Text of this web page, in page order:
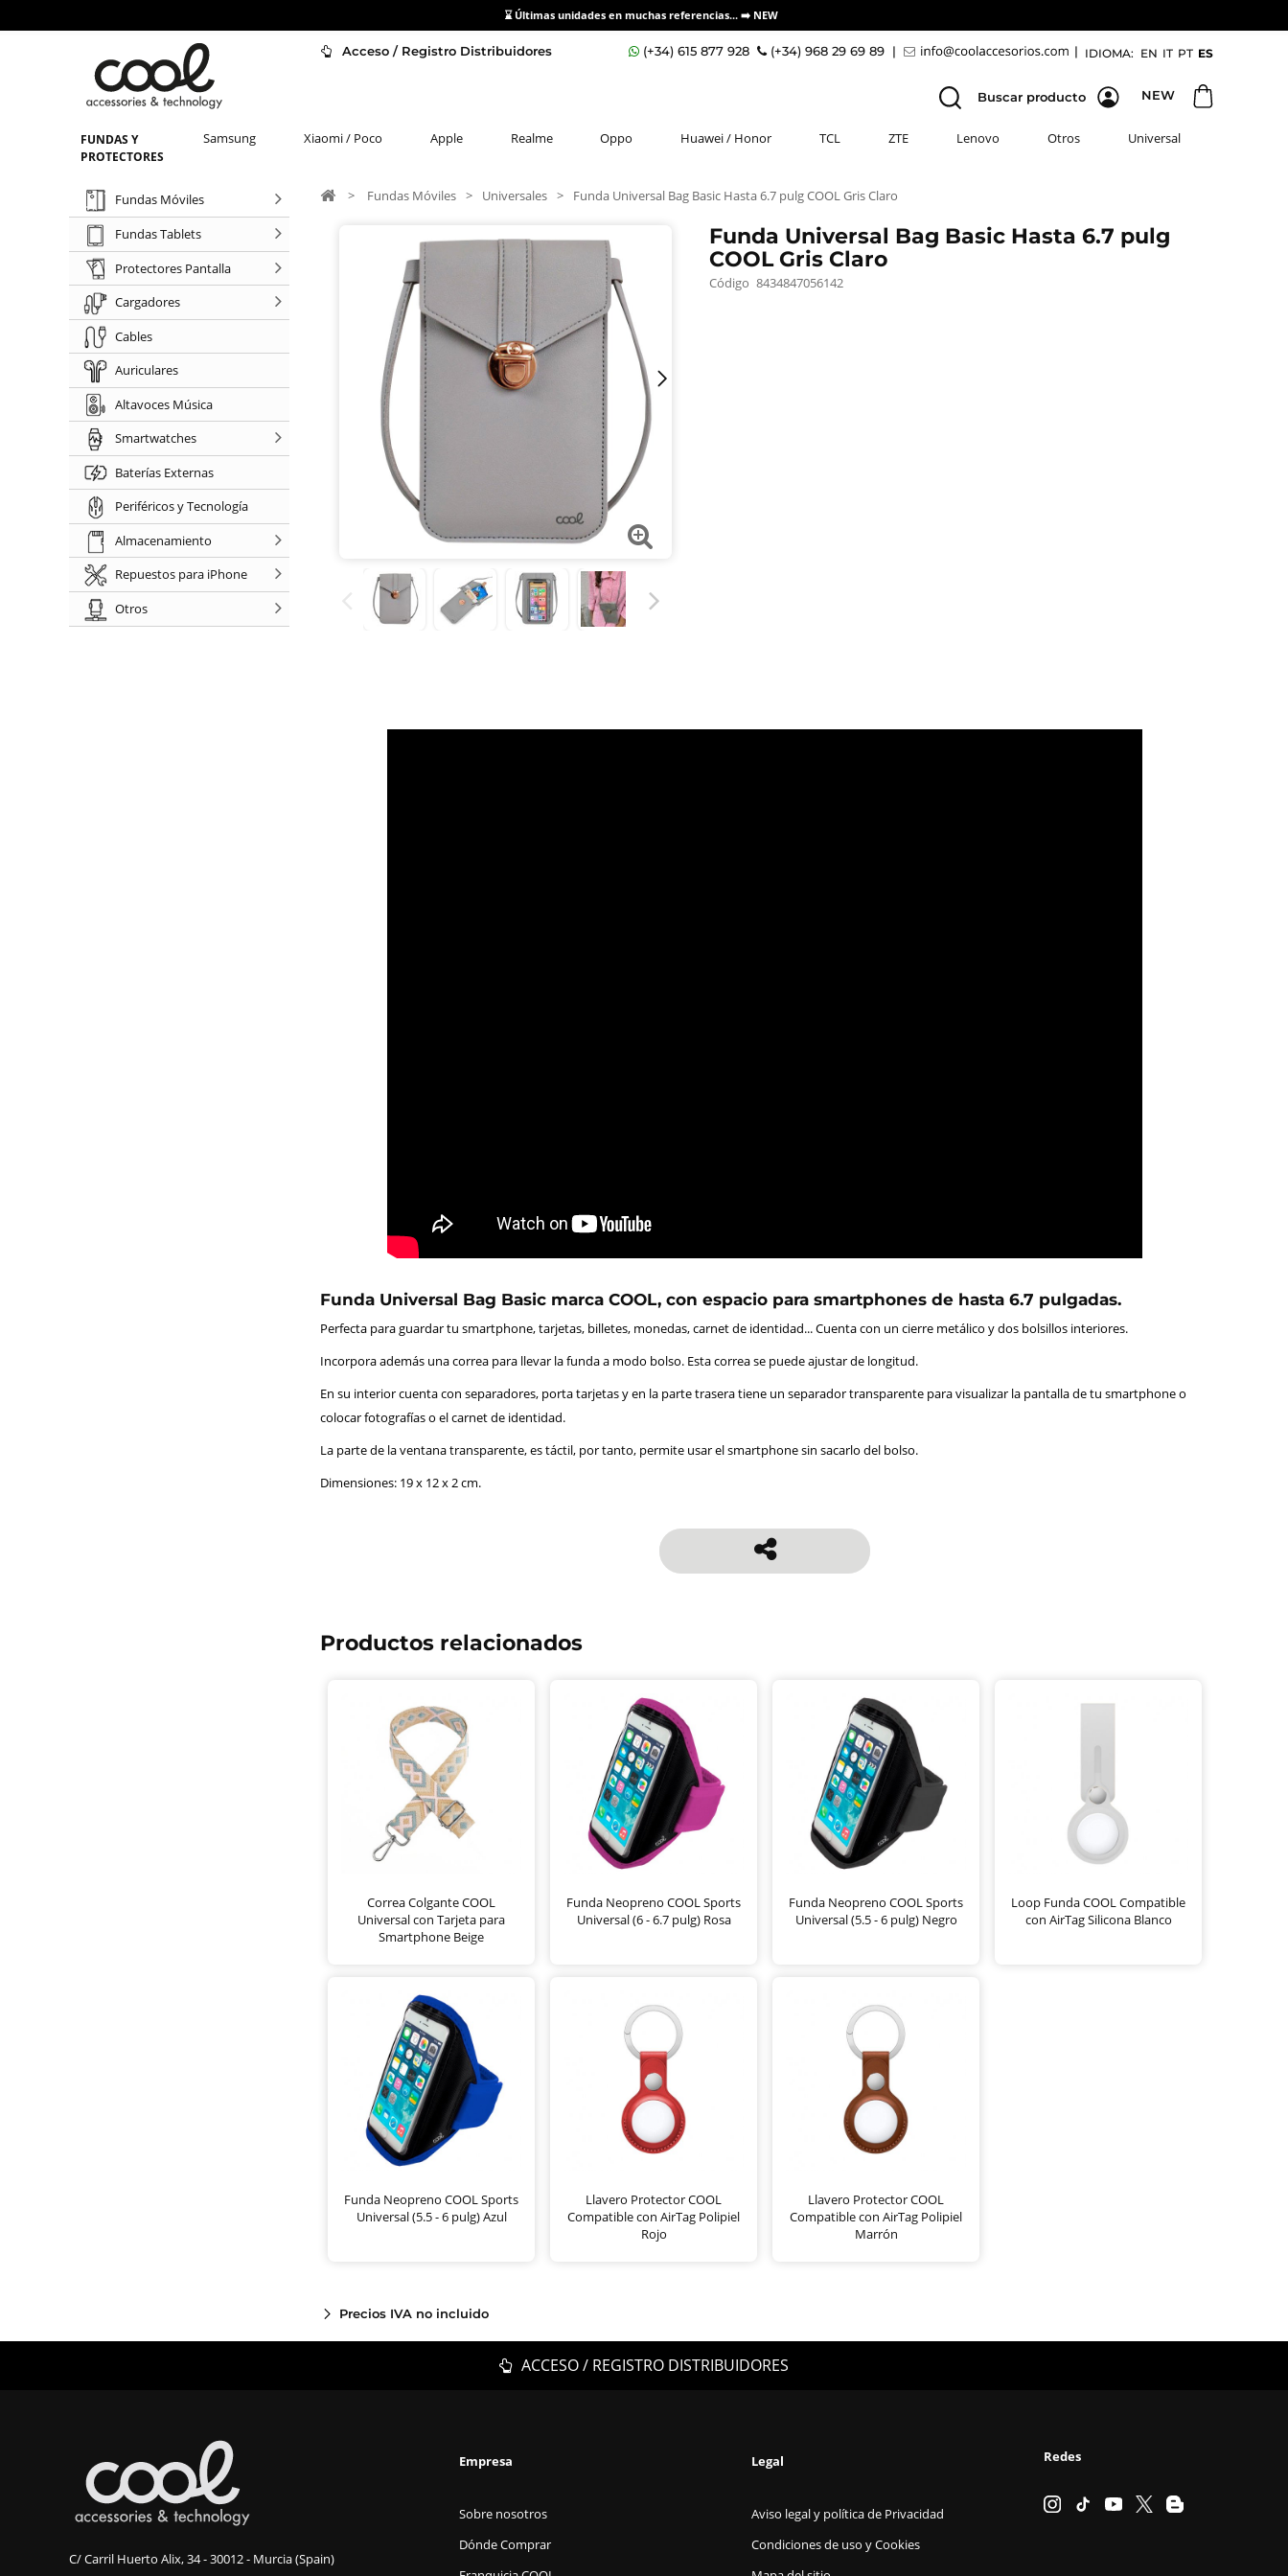
⌛ Últimas unidades en muchas referencias... ➡️ NEW
Acceso / Registro Distribuidores IDIOMA: EN IT PT ES
(+34) 615 877 928 (+34) 968 29 69 89 | |
NEW
Buscar producto
FUNDAS Y
PROTECTORES
Samsung Xiaomi / Poco Apple Realme Oppo Huawei / Honor TCL ZTE Lenovo Otros Universal
Fundas Móviles
Fundas Tablets
Protectores Pantalla
Cargadores
Cables
Auriculares
Altavoces Música
Smartwatches
Baterías Externas
Periféricos y Tecnología
Almacenamiento
Repuestos para iPhone
Otros
> Fundas Móviles > Universales > Funda Universal Bag Basic Hasta 6.7 pulg COOL Gris Claro
Funda Universal Bag Basic Hasta 6.7 pulg
COOL Gris Claro
Código 8434847056142
Funda Universal Bag Basic marca COOL, con espacio para smartphones de hasta 6.7 pulgadas.
Perfecta para guardar tu smartphone, tarjetas, billetes, monedas, carnet de identidad... Cuenta con un cierre metálico y dos bolsillos interiores.
Incorpora además una correa para llevar la funda a modo bolso. Esta correa se puede ajustar de longitud.
En su interior cuenta con separadores, porta tarjetas y en la parte trasera tiene un separador transparente para visualizar la pantalla de tu smartphone o
colocar fotografías o el carnet de identidad.
La parte de la ventana transparente, es táctil, por tanto, permite usar el smartphone sin sacarlo del bolso.
Dimensiones: 19 x 12 x 2 cm.
Productos relacionados
Correa Colgante COOL
Universal con Tarjeta para
Smartphone Beige
Funda Neopreno COOL Sports
Universal (6 - 6.7 pulg) Rosa
Funda Neopreno COOL Sports
Universal (5.5 - 6 pulg) Negro
Loop Funda COOL Compatible
con AirTag Silicona Blanco
Funda Neopreno COOL Sports
Universal (5.5 - 6 pulg) Azul
Llavero Protector COOL
Compatible con AirTag Polipiel
Rojo
Llavero Protector COOL
Compatible con AirTag Polipiel
Marrón
Precios IVA no incluido
ACCESO / REGISTRO DISTRIBUIDORES
C/ Carril Huerto Alix, 34 - 30012 - Murcia (Spain)
Empresa
Sobre nosotros
Dónde Comprar
Legal
Aviso legal y política de Privacidad
Condiciones de uso y Cookies
Redes